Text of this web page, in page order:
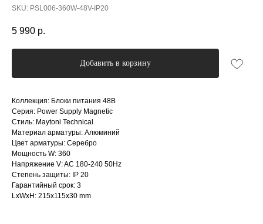
SKU: PSL006-360W-48V-IP20
5 990 р.
Добавить в корзину
Коллекция: Блоки питания 48В
Серия: Power Supply Magnetic
Стиль: Maytoni Technical
Материал арматуры: Алюминий
Цвет арматуры: Серебро
Мощность W: 360
Напряжение V: AC 180-240 50Hz
Степень защиты: IP 20
Гарантийный срок: 3
LxWxH: 215x115x30 mm